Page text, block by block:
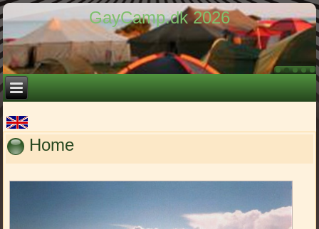
GayCamp.dk 2026
Home